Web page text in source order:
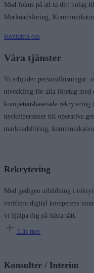
Med fokus på att ta ditt bolag
Marknadsföring,
Kontakta oss
Våra tjänster
Vi erbjuder personallösningar
utveckling för alla företag med
kompetensbaserade
nyckelpersoner till operativa
marknadsföring,
Rekrytering
Med gedigen utbildning i
verifiera digital kompetens
vi hjälpa dig på bästa sätt.
Läs mer
Konsulter / Interim